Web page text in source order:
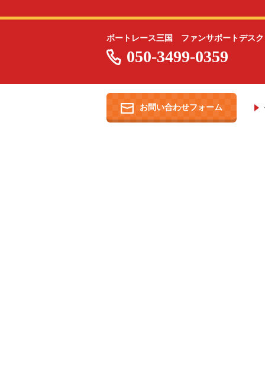
ボートレース三国 ファンサポートデスク
050-3499-0359
お問い合わせフォーム